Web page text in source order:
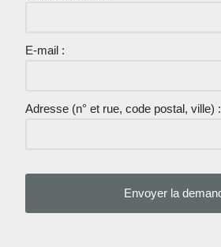
E-mail :
Adresse (n° et rue, code postal, ville) :